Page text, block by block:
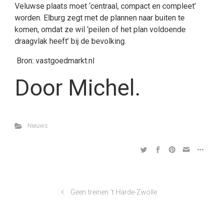
Veluwse plaats moet ‘centraal, compact en compleet’
worden. Elburg zegt met de plannen naar buiten te
komen, omdat ze wil ‘peilen of het plan voldoende
draagvlak heeft’ bij de bevolking.
Bron: vastgoedmarkt.nl
Door Michel.
Nieuws
Geen treinen ’t Harde-Zwolle